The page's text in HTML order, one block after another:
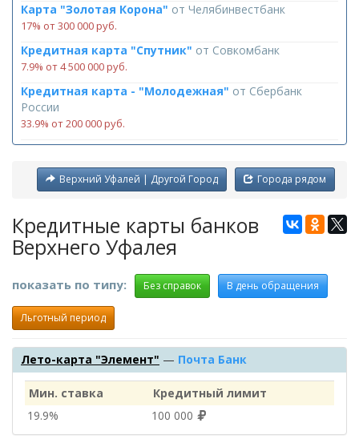
Карта "Золотая Корона" от Челябинвестбанк
17% от 300 000 руб.
Кредитная карта "Спутник" от Совкомбанк
7.9% от 4 500 000 руб.
Кредитная карта - "Молодежная" от Сбербанк
России
33.9% от 200 000 руб.
Города рядом
Верхний Уфалей | Другой Город
Кредитные карты банков
Верхнего Уфалея
показать по типу: Без справок В день обращения
Льготный период
Лето-карта "Элемент" — Почта Банк
Мин. ставка
Кредитный лимит
19.9%
100 000